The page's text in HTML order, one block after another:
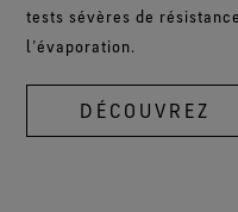
tests sévères de
l’évaporation.
DÉCOUVREZ